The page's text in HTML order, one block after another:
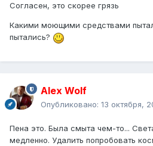
Согласен, это скорее грязь
Какими моющими средствами
пытались?
Alex Wolf
Опубликовано: 13 октября,
Пена это. Была смыта чем-то...
медленно. Удалить попробовать